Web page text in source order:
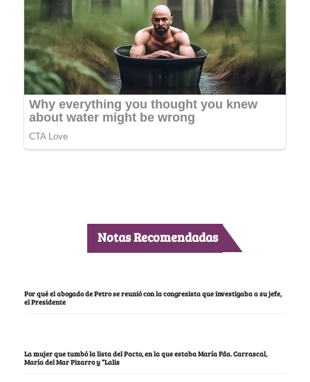
Notas Recomendadas
Por qué el abogado de Petro se reunió con la congresista que investigaba a su jefe,
el Presidente
La mujer que tumbó la lista del Pacto, en la que estaba María Fda. Carrascal,
María del Mar Pizarro y “Lalis